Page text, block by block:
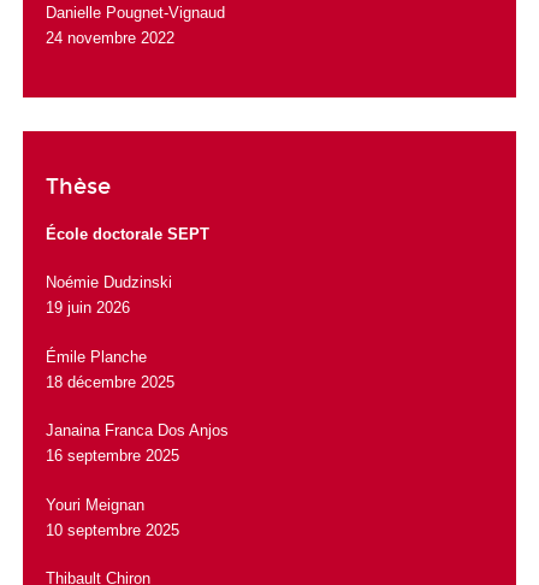
Danielle Pougnet-Vignaud
24 novembre 2022
Thèse
École doctorale SEPT
Noémie Dudzinski
19 juin 2026
Émile Planche
18 décembre 2025
Janaina Franca Dos Anjos
16 septembre 2025
Youri Meignan
10 septembre 2025
Thibault Chiron